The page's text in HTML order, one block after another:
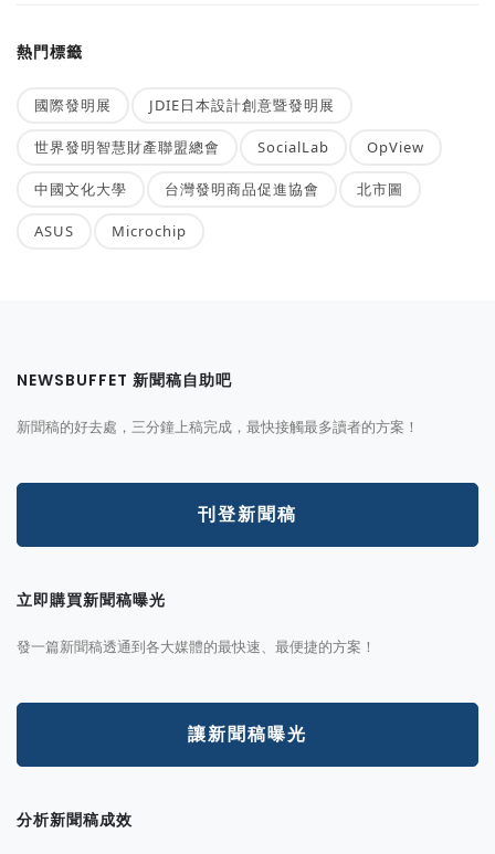
熱門標籤
國際發明展 JDIE日本設計創意暨發明展
世界發明智慧財產聯盟總會 SocialLab OpView
中國文化大學 台灣發明商品促進協會 北市圖
ASUS Microchip
NEWSBUFFET 新聞稿自助吧
新聞稿的好去處，三分鐘上稿完成，最快接觸最多讀者的方案！
刊登新聞稿
立即購買新聞稿曝光
發一篇新聞稿透通到各大媒體的最快速、最便捷的方案！
讓新聞稿曝光
分析新聞稿成效